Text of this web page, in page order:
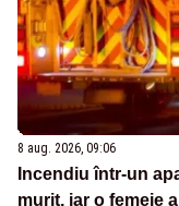
8 aug. 2026, 09:06
Incendiu într-un
murit, iar o femeie